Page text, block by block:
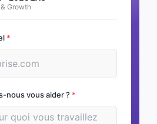
Growth
*
nous vous aider ? *